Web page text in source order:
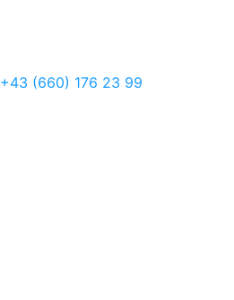
+43 (660) 176 23 99